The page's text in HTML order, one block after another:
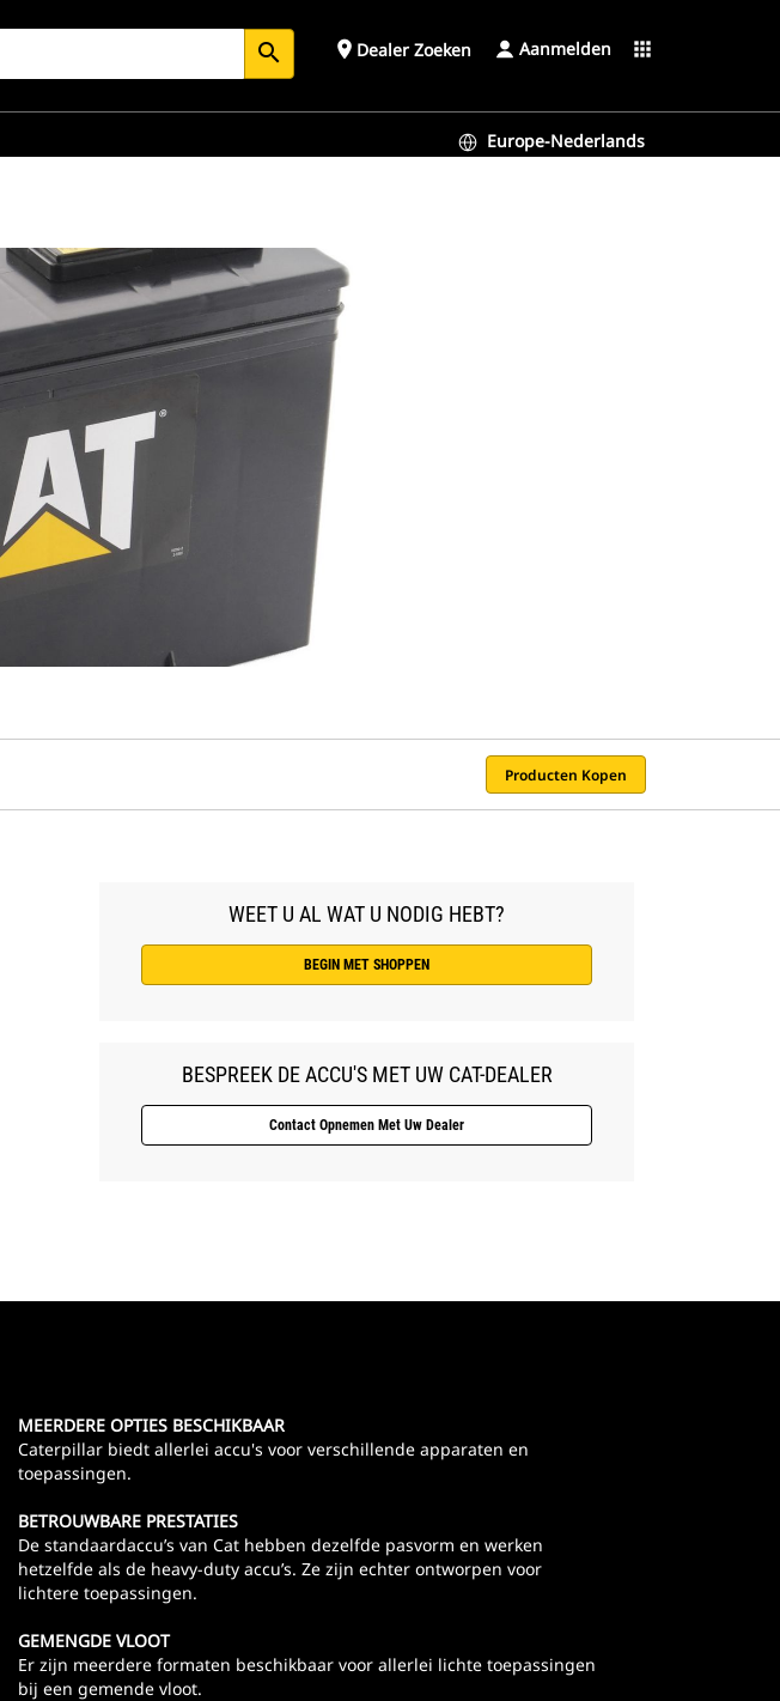
search place Dealer Zoeken Aanmelden apps
Europe-Nederlands
Producten Kopen
WEET U AL WAT U NODIG HEBT?
BEGIN MET SHOPPEN
BESPREEK DE ACCU'S MET UW CAT-DEALER
Contact Opnemen Met Uw Dealer
MEERDERE OPTIES BESCHIKBAAR
Caterpillar biedt allerlei accu's voor verschillende apparaten en
toepassingen.
BETROUWBARE PRESTATIES
De standaardaccu’s van Cat hebben dezelfde pasvorm en werken
hetzelfde als de heavy-duty accu’s. Ze zijn echter ontworpen voor
lichtere toepassingen.
GEMENGDE VLOOT
Er zijn meerdere formaten beschikbaar voor allerlei lichte toepassingen
bij een gemende vloot.